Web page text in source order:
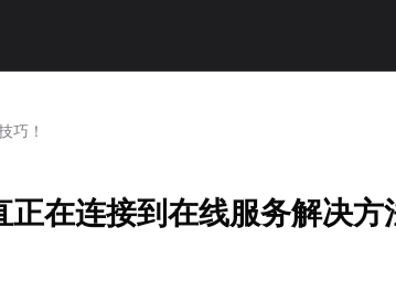
巧！
正在连接到在线服务解决方